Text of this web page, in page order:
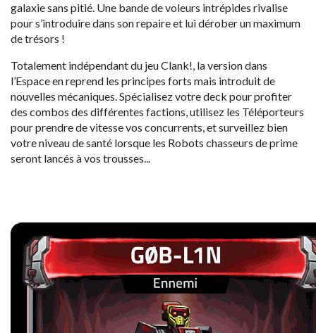
galaxie sans pitié. Une bande de voleurs intrépides rivalise
pour s’introduire dans son repaire et lui dérober un maximum
de trésors !
Totalement indépendant du jeu Clank!, la version dans
l’Espace en reprend les principes forts mais introduit de
nouvelles mécaniques. Spécialisez votre deck pour profiter
des combos des différentes factions, utilisez les Téléporteurs
pour prendre de vitesse vos concurrents, et surveillez bien
votre niveau de santé lorsque les Robots chasseurs de prime
seront lancés à vos trousses...